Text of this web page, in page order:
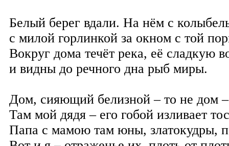
Белый берег вдали. На нём с
с милой горлинкой за окном с той
Вокруг дома течёт река, её сладкую
и видны до речного дна рыб миры.
Дом, сияющий белизной – то не дом
Там мой дядя – его гобой изливает
Папа с мамою там юны, златокудры,